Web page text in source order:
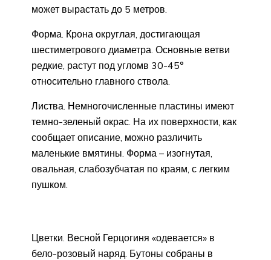
может вырастать до 5 метров.
Форма. Крона округлая, достигающая
шестиметрового диаметра. Основные ветви
редкие, растут под угломв 30-45°
относительно главного ствола.
Листва. Немногочисленные пластины имеют
темно-зеленый окрас. На их поверхности, как
сообщает описание, можно различить
маленькие вмятины. Форма – изогнутая,
овальная, слабозубчатая по краям, с легким
пушком.
Цветки. Весной Герцогиня «одевается» в
бело-розовый наряд. Бутоны собраны в